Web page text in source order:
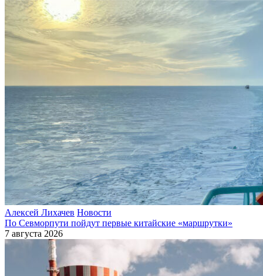
Алексей Лихачев Новости
По Севморпути пойдут первые китайские «маршрутки»
7 августа 2026